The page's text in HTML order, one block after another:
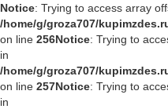
Notice: Trying to access array
/home/g/groza707/
on line 256Notice: Trying to
in
/home/g/groza707/
on line 257Notice: Trying to
in